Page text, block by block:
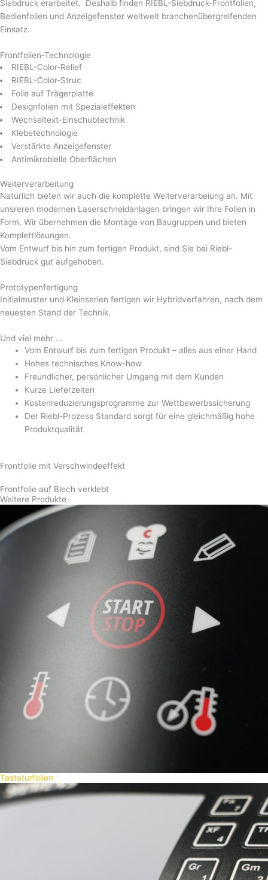
Siebdruck gut aufgehoben.
Prototypenfertigung
neuesten Stand der Technik.
Und viel mehr ...
Vom Entwurf bis zum fertigen Produkt – alles aus einer Hand
Hohes technisches Know-how
Freundlicher, persönlicher Umgang mit dem Kunden
Kurze Lieferzeiten
Kostenreduzierungsprogramme zur Wettbewerbssicherung
Der Riebl-Prozess Standard sorgt für eine gleichmäßig hohe
Frontfolie mit Verschwindeeffekt
Frontfolie auf Blech verklebt
Weitere Produkte
Tastaturfolien
Frontfolien